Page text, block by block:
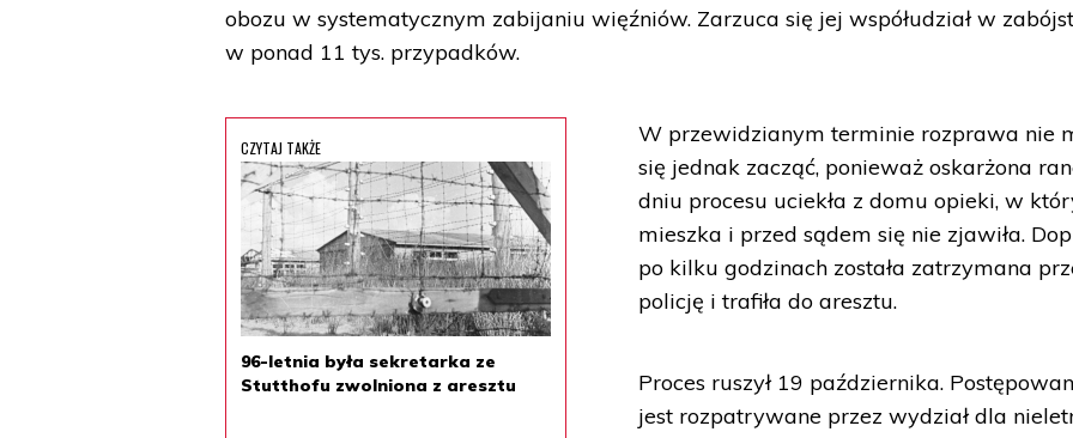
obozu w systematycznym zabijaniu więźniów. Zarzuca się jej współudział w
w ponad 11 tys. przypadków.
CZYTAJ TAKŻE
96-letnia była sekretarka ze
Stutthofu zwolniona z aresztu
W przewidzianym terminie rozprawa nie
się jednak zacząć, ponieważ oskarżona
dniu procesu uciekła z domu opieki, w
mieszka i przed sądem się nie zjawiła.
po kilku godzinach została zatrzymana
policję i trafiła do aresztu.
Proces ruszył 19 października.
jest rozpatrywane przez wydział dla